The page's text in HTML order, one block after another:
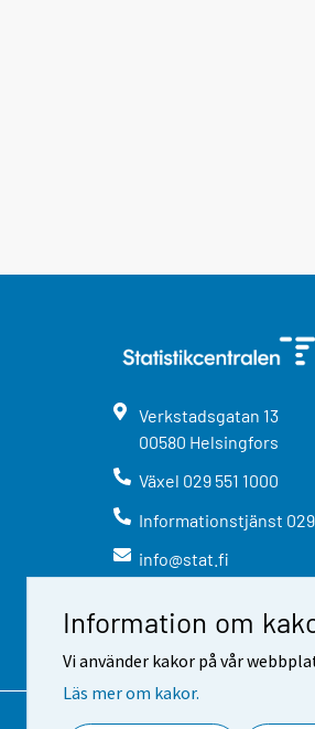
Information om
Vi använder kakor på vår
Läs mer om kakor.
Verkstadsgatan 13
00580 Helsingfors
Växel 029 551 1000
Informationstjänst
info@stat.fi